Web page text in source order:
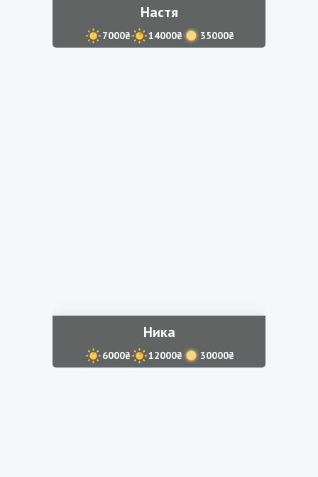
Настя
7000₴ 14000₴ 35000₴
Ника
6000₴ 12000₴ 30000₴